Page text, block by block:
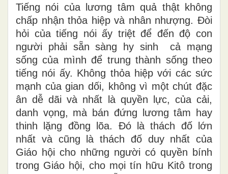
Tiếng nói của lương tâm quả thật không
chấp nhận thỏa hiệp và nhân nhượng. Đòi
hỏi của tiếng nói ấy triệt để đến độ con
người phải sẵn sàng hy sinh cả mạng
sống của mình để trung thành sống theo
tiếng nói ấy. Không thỏa hiệp với các sức
mạnh của gian dối, không vì một chút đặc
ân dễ dãi và nhất là quyền lực, của cải,
danh vọng, mà bán đứng lương tâm hay
thinh lặng đồng lõa. Đó là thách đố lớn
nhất và cũng là thách đố duy nhất của
Giáo hội cho những người có quyền bính
trong Giáo hội, cho mọi tín hữu Kitô trong